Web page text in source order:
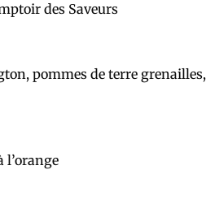
des Saveurs
pommes de terre
l’orange